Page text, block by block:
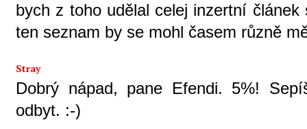
bych z toho udělal celej inzertní
ten seznam by se mohl časem různě
Stray
Dobrý nápad, pane Efendi. 5%!
odbyt. :-)